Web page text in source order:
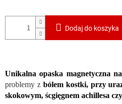
Dodaj do koszyka
Unikalna opaska magnetyczna
problemy z bólem kostki, przy
skokowym, ścgięgnem achillesa